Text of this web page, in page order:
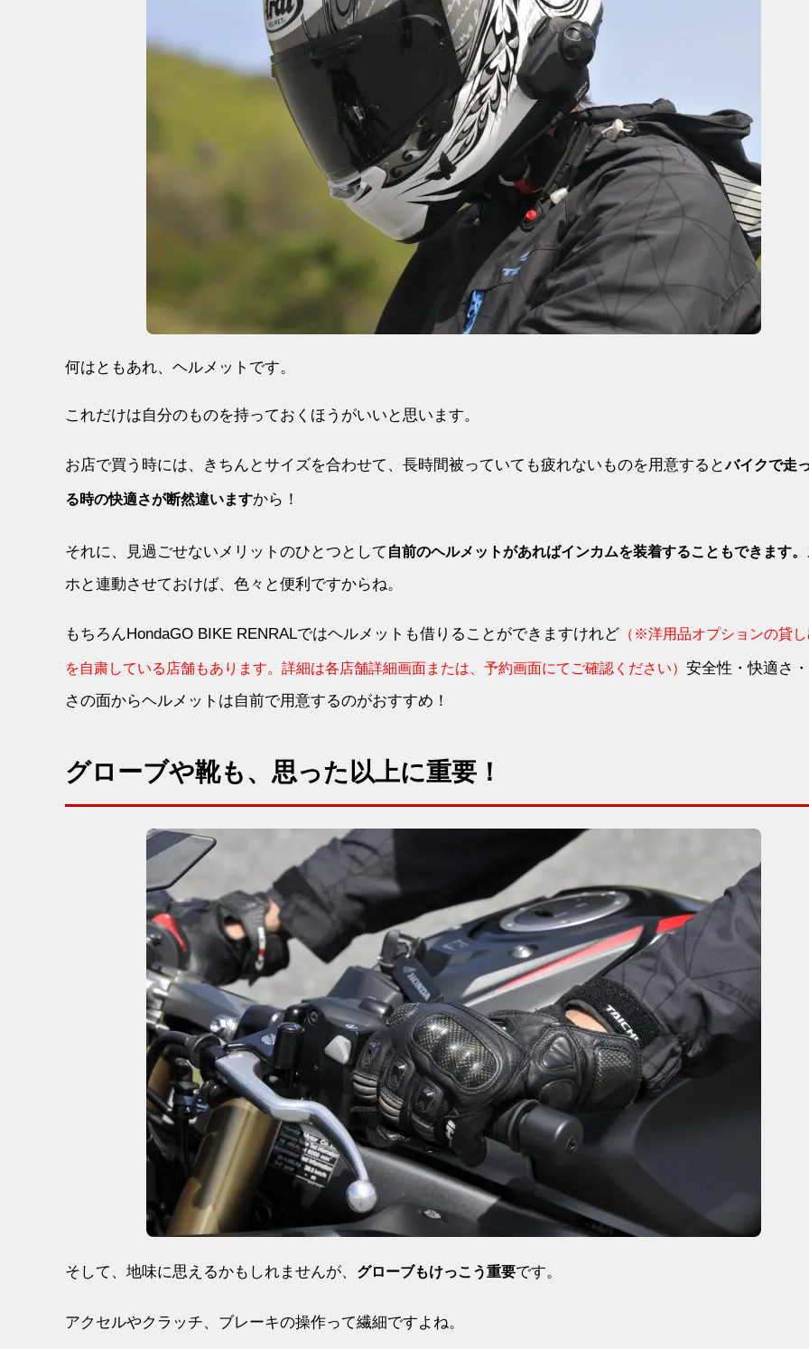
何はともあれ、ヘルメットです。
これだけは自分のものを持っておくほうがいいと思います。
お店で買う時には、きちんとサイズを合わせて、長時間被っていても疲れないものを用意するとバイクで走
る時の快適さが断然違いますから！
それに、見過ごせないメリットのひとつとして 自前のヘルメットがあればインカムを装着することもできます。
ホと連動させておけば、色々と便利ですからね。
もちろんHondaGO BIKE RENRALではヘルメットも借りることができますけれど （※洋用品オプションの貸
を自粛している店舗もあります。詳細は各店舗詳細画面または、予約画面にてご確認ください） 安全性・快適さ
さの面からヘルメットは自前で用意するのがおすすめ！
グローブや靴も、思った以上に重要！
そして、地味に思えるかもしれませんが、 グローブもけっこう重要です。
アクセルやクラッチ、ブレーキの操作って繊細ですよね。